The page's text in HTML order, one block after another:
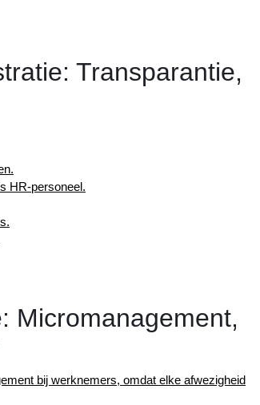
Transparantie,
HR-personeel.
Micromanagement,
bij werknemers, omdat elke afwezigheid